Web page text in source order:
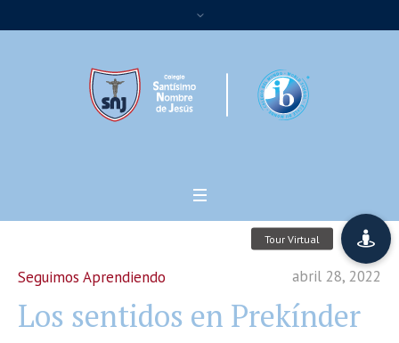
abril 28, 2022
Seguimos Aprendiendo
Los sentidos en Prekínder